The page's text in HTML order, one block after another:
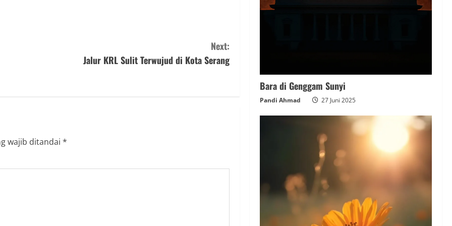
Next:
Jalur KRL Sulit Terwujud di Kota Serang
wajib ditandai *
Bara di Genggam Sunyi
Pandi Ahmad 27 Juni 2025